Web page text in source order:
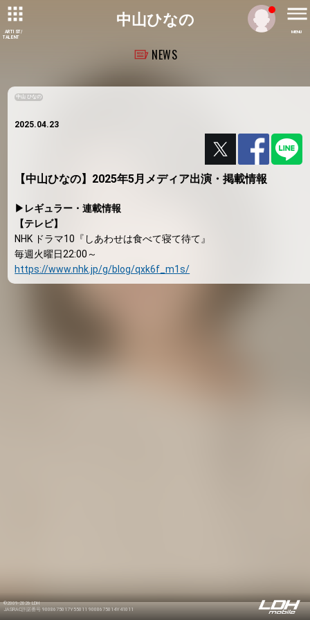
ARTIST/
TALENT
MENU
中山ひなの
NEWS
中山 ひなの
2025.04.23
【中山ひなの】2025年5月メディア出演・掲載情報
▶レギュラー・連載情報
【テレビ】
NHK ドラマ10『しあわせは食べて寝て待て』
毎週火曜日22:00～
https://www.nhk.jp/g/blog/qxk6f_m1s/
©2009-2026 LDH
JASRAC許諾番号 9008675017Y55011 9008675014Y41011